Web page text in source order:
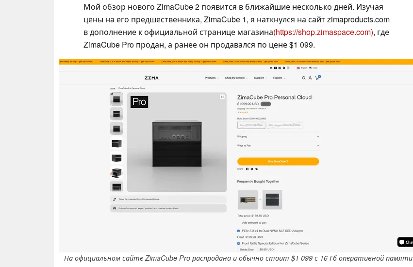
Мой обзор нового ZimaCube 2 появится в ближайшие несколько дней. Изучая
цены на его предшественника, ZimaCube 1, я наткнулся на сайт zimaproducts.com
в дополнение к официальной странице магазина(https://shop.zimaspace.com), где
ZimaCube Pro продан, а ранее он продавался по цене $1 099.
На официальном сайте ZimaCube Pro распродана и обычно стоит $1 099 с 16 Гб оперативной памяти